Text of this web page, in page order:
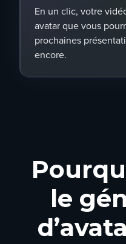
En un clic, votre
avatar que vous
prochaines
encore.
le